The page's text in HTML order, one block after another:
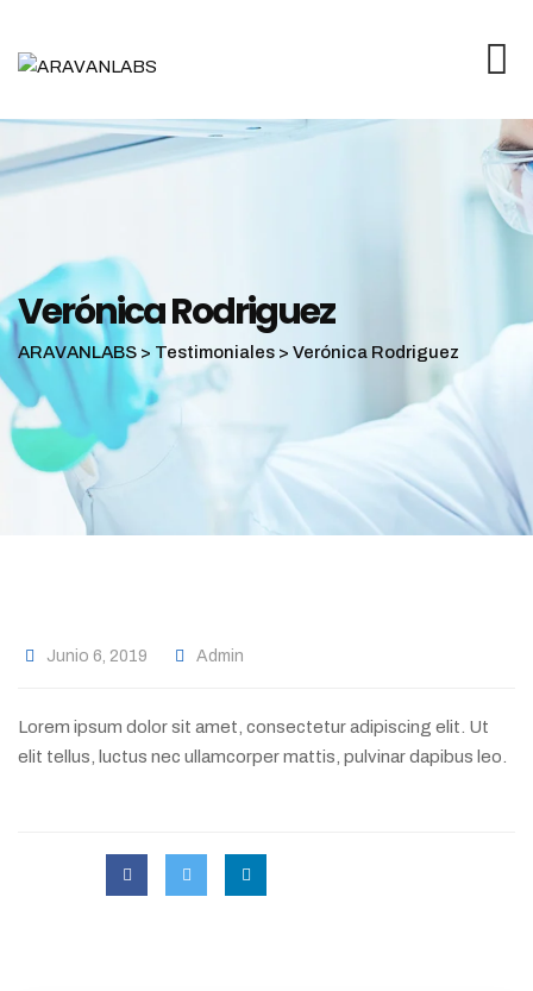
content
Verónica Rodriguez
ARAVANLABS > Testimoniales > Verónica Rodriguez
Junio 6, 2019 Admin
Lorem ipsum dolor sit amet, consectetur adipiscing elit. Ut
elit tellus, luctus nec ullamcorper mattis, pulvinar dapibus leo.